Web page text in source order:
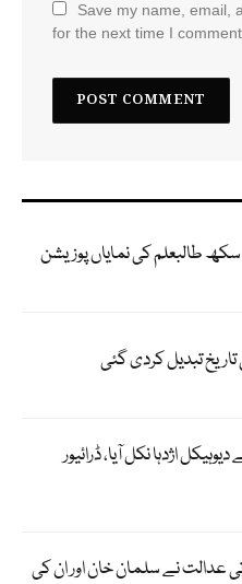
Save my name, email,
for the next time I comment.
طالبعلم کی نمایاں پوزیشن
تبدیل کردی گئی
اژدہا نکل آیا، ڈرائیور
عدالت نے سلمان خان اور ان کی